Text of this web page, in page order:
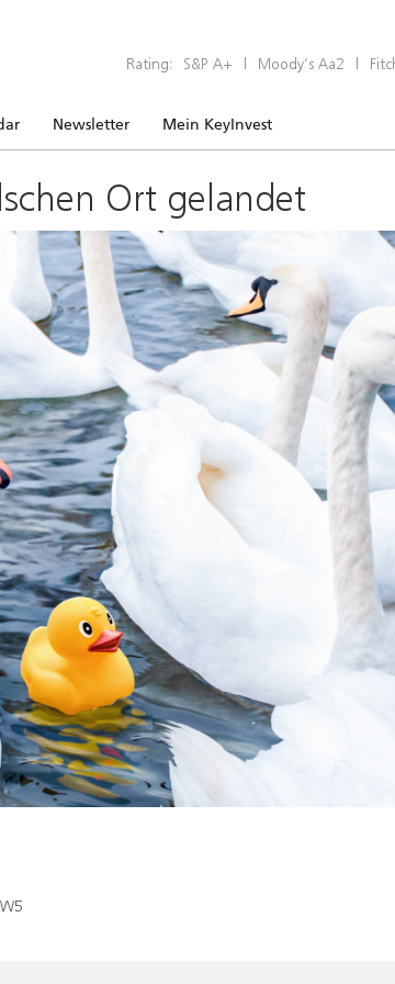
Rating: S&P A+ | Moody’s Aa2 |
Newsletter Mein KeyInvest
Ort gelandet